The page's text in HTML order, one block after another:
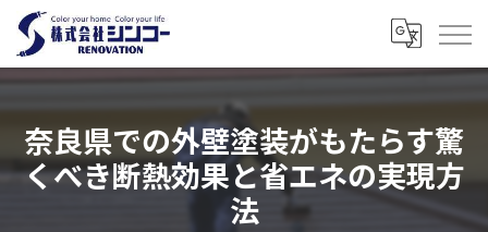
奈良県での外壁塗装がもたらす驚
くべき断熱効果と省エネの実現方
法